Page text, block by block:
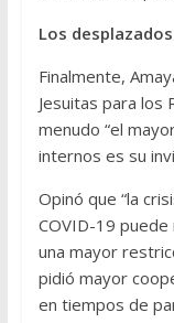
Los
Finalmente,
Jesuitas para los
menudo “el
internos es su
Opinó que “la
COVID-19
una mayor
pidió mayor
en tiempos de